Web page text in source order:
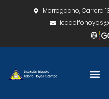
Morrogacho, Carrera